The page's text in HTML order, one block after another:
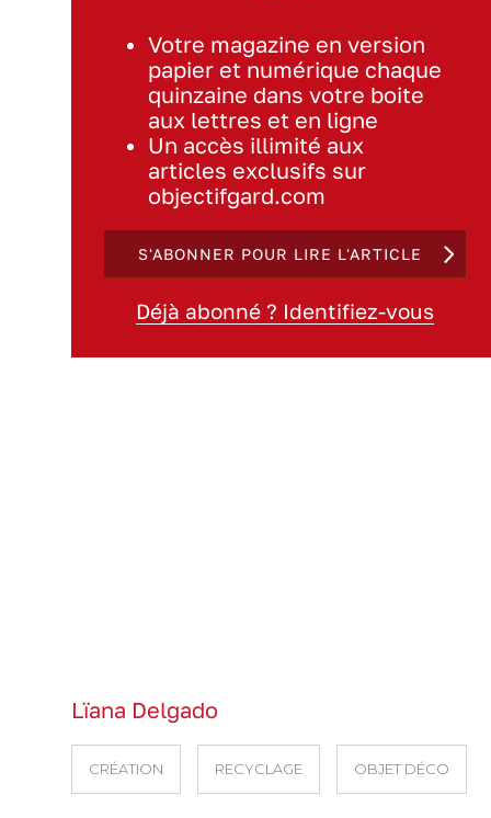
Votre magazine en version
papier et numérique chaque
quinzaine dans votre boite
aux lettres et en ligne
Un accès illimité aux
articles exclusifs sur
objectifgard.com
S'ABONNER POUR LIRE L'ARTICLE
Déjà abonné ? Identifiez-vous
Lïana Delgado
CRÉATION RECYCLAGE OBJET DÉCO